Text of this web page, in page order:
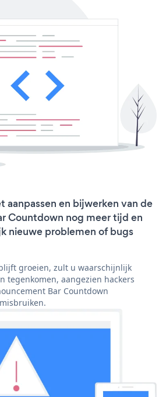
aanpassen en bijwerken van de
Countdown nog meer tijd en
nieuwe problemen of bugs
groeien, zult u waarschijnlijk
tegenkomen, aangezien hackers
Bar Countdown